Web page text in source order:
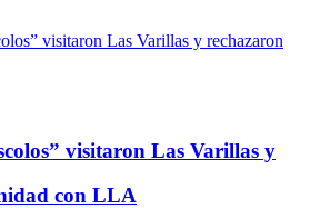
visitaron Las Varillas y
con LLA